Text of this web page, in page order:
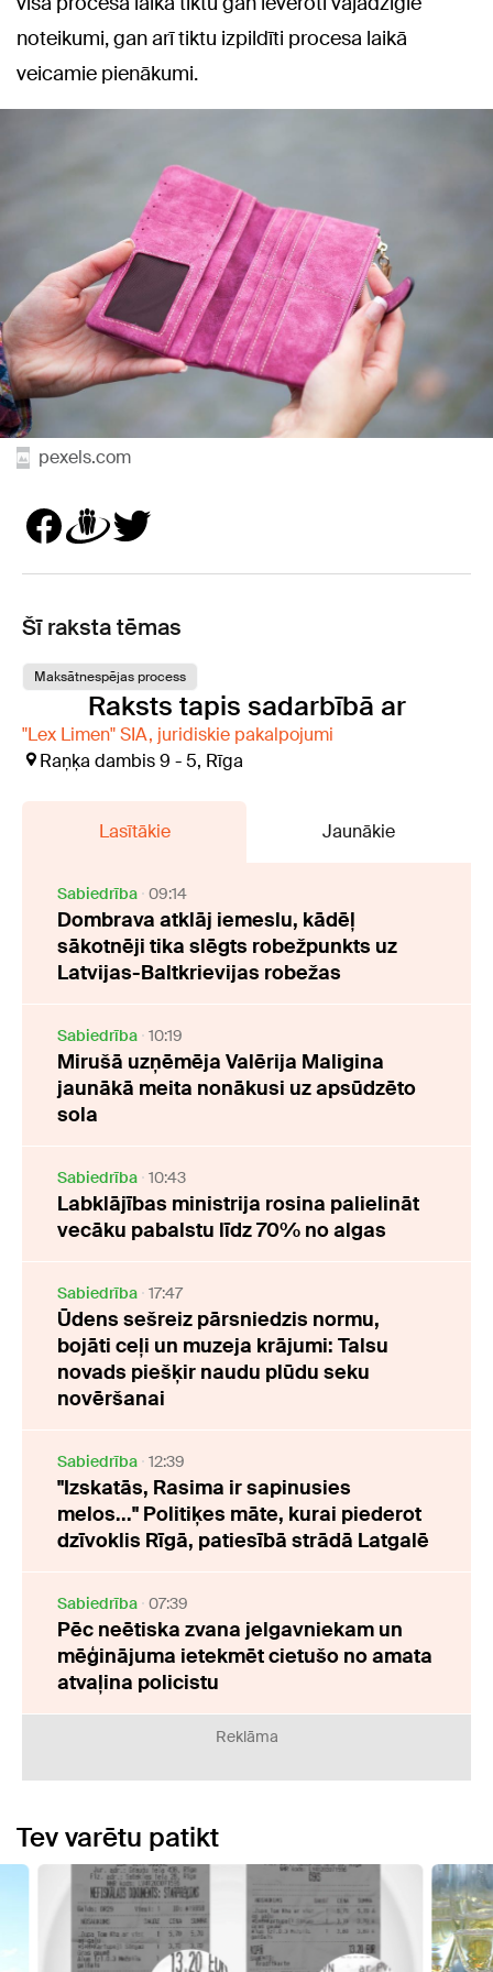
noteikumi, gan arī tiktu izpildīti procesa laikā
veicamie pienākumi.
pexels.com
Šī raksta tēmas
Maksātnespējas process
Raksts tapis sadarbībā ar
"Lex Limen" SIA, juridiskie pakalpojumi
Raņķa dambis 9 - 5, Rīga
Lasītākie Jaunākie
Sabiedrība 09:14
Dombrava atklāj iemeslu, kādēļ
sākotnēji tika slēgts robežpunkts uz
Latvijas-Baltkrievijas robežas
Sabiedrība 10:19
Mirušā uzņēmēja Valērija Maligina
jaunākā meita nonākusi uz apsūdzēto
sola
Sabiedrība 10:43
Labklājības ministrija rosina palielināt
vecāku pabalstu līdz 70% no algas
Sabiedrība 17:47
Ūdens sešreiz pārsniedzis normu,
bojāti ceļi un muzeja krājumi: Talsu
novads piešķir naudu plūdu seku
novēršanai
Sabiedrība 12:39
"Izskatās, Rasima ir sapinusies
melos..." Politiķes māte, kurai piederot
dzīvoklis Rīgā, patiesībā strādā Latgalē
Sabiedrība 07:39
Pēc neētiska zvana jelgavniekam un
mēģinājuma ietekmēt cietušo no amata
atvaļina policistu
Reklāma
Tev varētu patikt